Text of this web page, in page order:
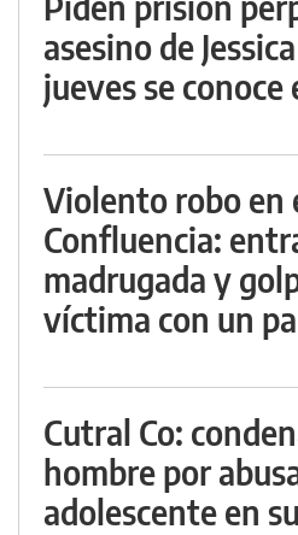
asesino de
jueves se
Violento robo en
Confluencia:
madrugada y
víctima con un
Cutral Co:
hombre por
adolescente en